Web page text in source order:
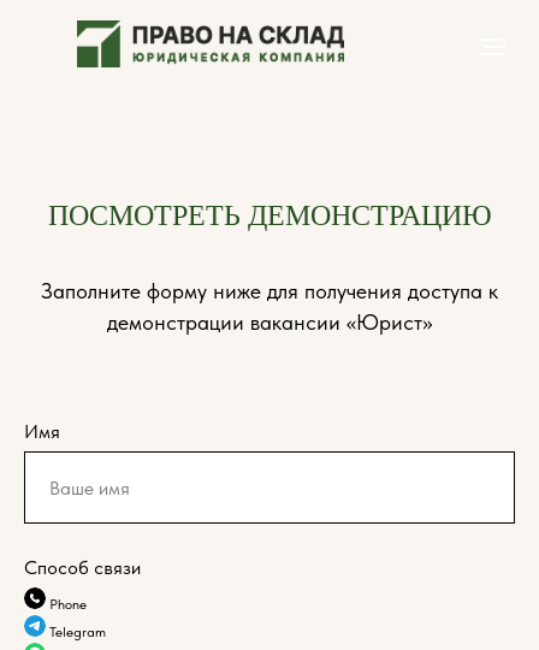
ПОСМОТРЕТЬ ДЕМОНСТРАЦИЮ
Заполните форму ниже для получения доступа к
демонстрации вакансии «Юрист»
Имя
Способ связи
Phone
Telegram